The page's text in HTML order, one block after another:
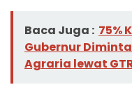
Baca Juga : 75%
Gubernur
Agraria lewat